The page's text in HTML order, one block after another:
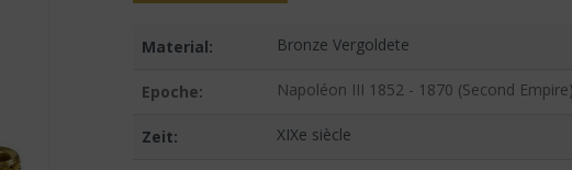
Material: Bronze Vergoldete
Epoche: Napoléon III 1852 - 1870 (Second Empire)
Zeit: XIXe siècle